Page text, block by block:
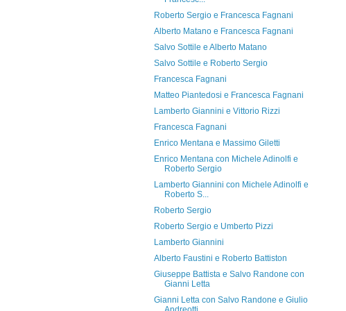
Roberto Sergio e Francesca Fagnani
Alberto Matano e Francesca Fagnani
Salvo Sottile e Alberto Matano
Salvo Sottile e Roberto Sergio
Francesca Fagnani
Matteo Piantedosi e Francesca Fagnani
Lamberto Giannini e Vittorio Rizzi
Francesca Fagnani
Enrico Mentana e Massimo Giletti
Enrico Mentana con Michele Adinolfi e
Roberto Sergio
Lamberto Giannini con Michele Adinolfi e
Roberto S...
Roberto Sergio
Roberto Sergio e Umberto Pizzi
Lamberto Giannini
Alberto Faustini e Roberto Battiston
Giuseppe Battista e Salvo Randone con
Gianni Letta
Gianni Letta con Salvo Randone e Giulio